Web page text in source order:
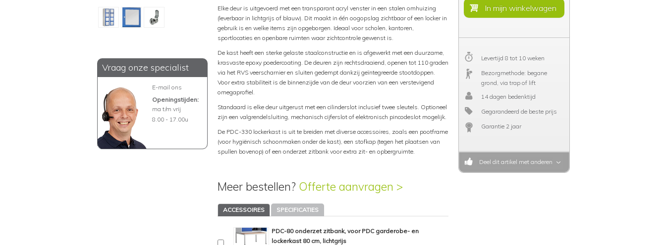
Vraag onze specialist
E-mail ons
Openingstijden:
ma t/m vrij
8.00 - 17.00u
Elke deur is uitgevoerd met een transparant acryl venster in een stalen omhuizing
(leverbaar in lichtgrijs of blauw). Dit maakt in één oogopslag zichtbaar of een locker in
gebruik is en welke items zijn opgeborgen. Ideaal voor scholen, kantoren,
sportlocaties en openbare ruimten waar zichtcontrole gewenst is.
De kast heeft een sterke gelaste staalconstructie en is afgewerkt met een duurzame,
krasvaste epoxy poedercoating. De deuren zijn rechtsdraaiend, openen tot 110 graden
via het RVS veerscharnier en sluiten gedempt dankzij geïntegreerde stootdoppen.
Voor extra stabiliteit is de binnenzijde van de deur voorzien van een verstevigend
omegaprofiel.
Standaard is elke deur uitgerust met een cilinderslot inclusief twee sleutels. Optioneel
zijn een valgrendelsluiting, mechanisch cijferslot of elektronisch pincodeslot mogelijk.
De PDC-330 lockerkast is uit te breiden met diverse accessoires, zoals een pootframe
(voor hygiënisch schoonmaken onder de kast), een stofkap (tegen het plaatsen van
spullen bovenop) of een onderzet zitbank voor extra zit- en opbergruimte.
Meer bestellen? Offerte aanvragen >
ACCESSOIRES SPECIFICATIES
PDC-80 onderzet zitbank, voor PDC garderobe- en
lockerkast 80 cm, lichtgrijs
Levertijd 8 tot 10 weken
Bezorgmethode: begane
grond, via trap of lift
14 dagen bedenktijd
Gegarandeerd de beste prijs
Garantie 2 jaar
Deel dit artikel met anderen